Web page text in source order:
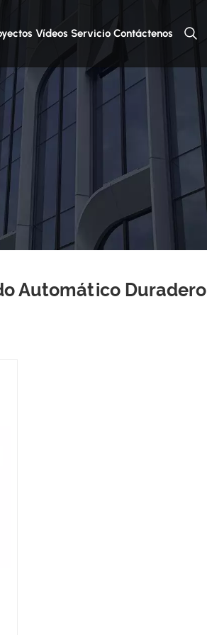
Vídeos Servicio Contáctenos
Automático Duradero